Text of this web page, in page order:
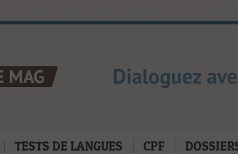
TESTS DE LANGUES CPF